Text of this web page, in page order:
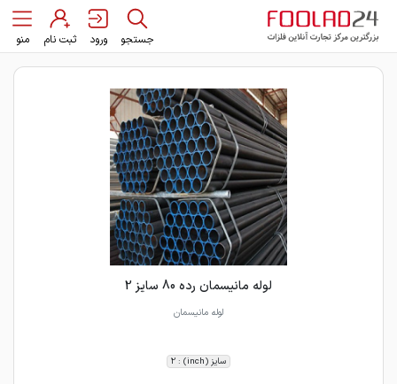
جستجو ورود ثبت نام منو
لوله مانیسمان رده 80 سایز 2
لوله مانیسمان
سایز (inch) : 2